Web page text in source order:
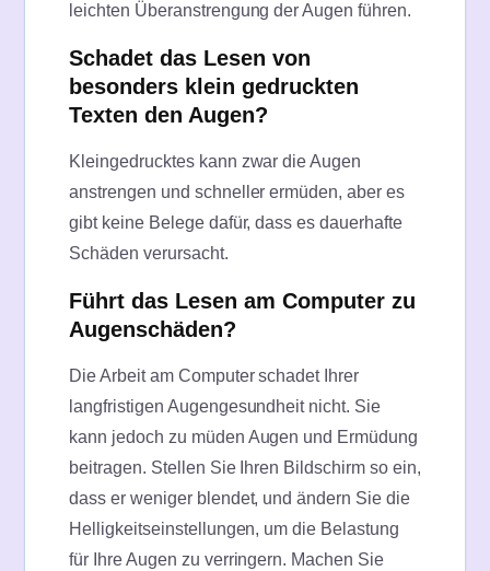
leichten Überanstrengung der Augen führen.
Schadet das Lesen von
besonders klein gedruckten
Texten den Augen?
Kleingedrucktes kann zwar die Augen
anstrengen und schneller ermüden, aber es
gibt keine Belege dafür, dass es dauerhafte
Schäden verursacht.
Führt das Lesen am Computer zu
Augenschäden?
Die Arbeit am Computer schadet Ihrer
langfristigen Augengesundheit nicht. Sie
kann jedoch zu müden Augen und Ermüdung
beitragen. Stellen Sie Ihren Bildschirm so ein,
dass er weniger blendet, und ändern Sie die
Helligkeitseinstellungen, um die Belastung
für Ihre Augen zu verringern. Machen Sie